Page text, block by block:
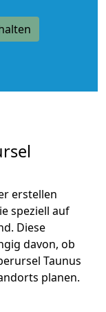
erstellen
speziell auf
Diese
davon, ob
Taunus
planen.